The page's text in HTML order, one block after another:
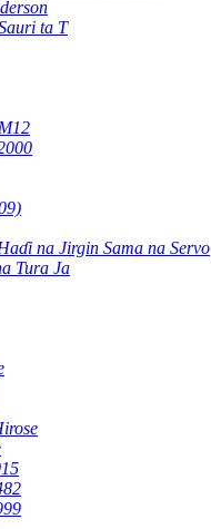
ta T
na Jirgin Sama na Servo
Tura Ja